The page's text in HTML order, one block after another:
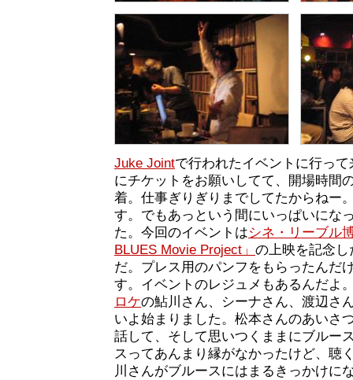
Juke Jointで行われたイベントに行っ
にチケットをお願いしてて、開場時間
着。仕事ぎりぎりまでしてたからねー
す。でもあっという間にいっぱいにな
た。今回のイベントはシネ・リーブル
BLUES Movie Project」 の上映を記念
だ。プレス用のパンフをもらったんだ
す。イベントのレジュメもあるんだよ
ロケの鮎川さん、シーナさん、渡辺さ
いよ始まりました。松本さんのあいさ
話して、そして思いつくままにブルー
スってあんまり縁がなかったけど、聴
川さんがブルースにはまるきっかけに